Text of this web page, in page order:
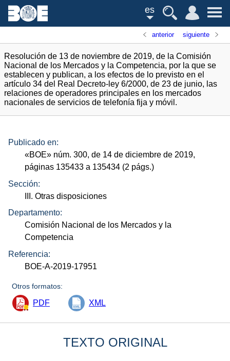
es
anterior siguiente
Resolución de 13 de noviembre de 2019, de la Comisión
Nacional de los Mercados y la Competencia, por la que se
establecen y publican, a los efectos de lo previsto en el
artículo 34 del Real Decreto-ley 6/2000, de 23 de junio, las
relaciones de operadores principales en los mercados
nacionales de servicios de telefonía fija y móvil.
Publicado en:
«BOE» núm. 300, de 14 de diciembre de 2019,
páginas 135433 a 135434 (2 págs.)
Sección:
III. Otras disposiciones
Departamento:
Comisión Nacional de los Mercados y la
Competencia
Referencia:
BOE-A-2019-17951
Otros formatos:
PDF XML
TEXTO ORIGINAL